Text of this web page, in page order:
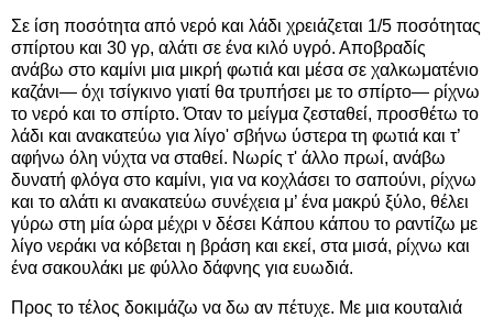
Σε ίση ποσότητα από νερό και λάδι χρειάζεται 1/5 ποσότητας
σπίρτου και 30 γρ, αλάτι σε ένα κιλό υγρό. Αποβραδίς
ανάβω στο καμίνι μια μικρή φωτιά και μέσα σε χαλκωματένιο
καζάνι— όχι τσίγκινο γιατί θα τρυπήσει με το σπίρτο— ρίχνω
το νερό και το σπίρτο. Όταν το μείγμα ζεσταθεί, προσθέτω το
λάδι και ανακατεύω για λίγο' σβήνω ύστερα τη φωτιά και τ’
αφήνω όλη νύχτα να σταθεί. Νωρίς τ' άλλο πρωί, ανάβω
δυνατή φλόγα στο καμίνι, για να κοχλάσει το σαπούνι, ρίχνω
και το αλάτι κι ανακατεύω συνέχεια μ’ ένα μακρύ ξύλο, θέλει
γύρω στη μία ώρα μέχρι ν δέσει Κάπου κάπου το ραντίζω με
λίγο νεράκι να κόβεται η βράση και εκεί, στα μισά, ρίχνω και
ένα σακουλάκι με φύλλο δάφνης για ευωδιά.
Προς το τέλος δοκιμάζω να δω αν πέτυχε. Με μια κουταλιά